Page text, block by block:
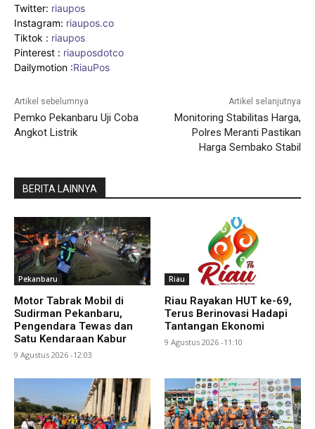
Twitter: riaupos
Instagram: riaupos.co
Tiktok : riaupos
Pinterest : riauposdotco
Dailymotion :RiauPos
Artikel sebelumnya
Pemko Pekanbaru Uji Coba
Angkot Listrik
Artikel selanjutnya
Monitoring Stabilitas Harga,
Polres Meranti Pastikan
Harga Sembako Stabil
BERITA LAINNYA
Pekanbaru
Motor Tabrak Mobil di
Sudirman Pekanbaru,
Pengendara Tewas dan
Satu Kendaraan Kabur
9 Agustus 2026 -12:03
Riau
Riau Rayakan HUT ke-69,
Terus Berinovasi Hadapi
Tantangan Ekonomi
9 Agustus 2026 -11:10